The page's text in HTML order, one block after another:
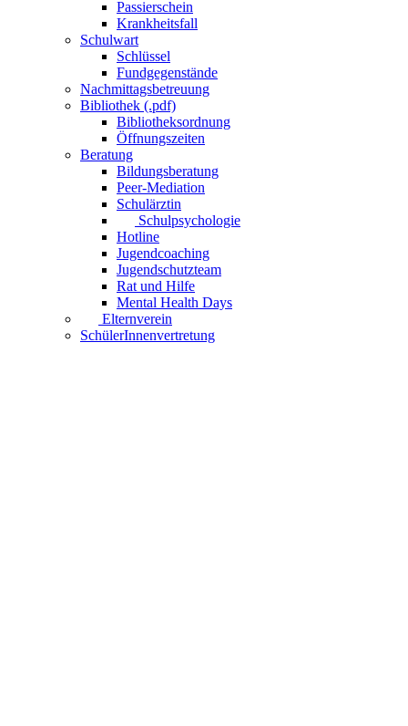
Passierschein
Krankheitsfall
Schulwart
Schlüssel
Fundgegenstände
Nachmittagsbetreuung
Bibliothek (.pdf)
Bibliotheksordnung
Öffnungszeiten
Beratung
Bildungsberatung
Peer-Mediation
Schulärztin
Schulpsychologie
Hotline
Jugendcoaching
Jugendschutzteam
Rat und Hilfe
Mental Health Days
Elternverein
SchülerInnenvertretung